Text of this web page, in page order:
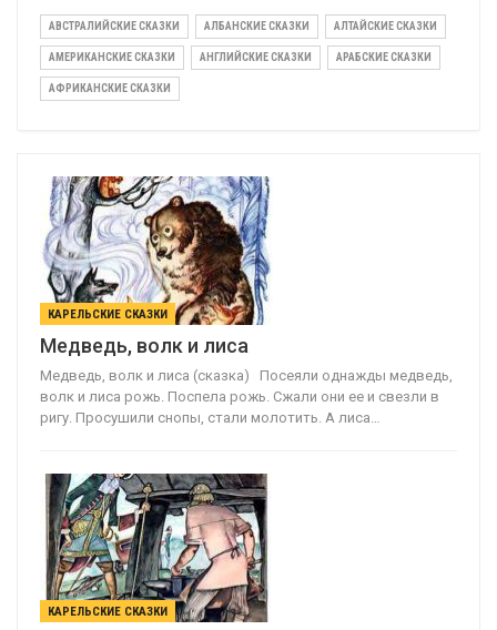
АВСТРАЛИЙСКИЕ СКАЗКИ АЛБАНСКИЕ СКАЗКИ АЛТАЙСКИЕ СКАЗКИ
АМЕРИКАНСКИЕ СКАЗКИ АНГЛИЙСКИЕ СКАЗКИ АРАБСКИЕ СКАЗКИ
АФРИКАНСКИЕ СКАЗКИ
КАРЕЛЬСКИЕ СКАЗКИ
Медведь, волк и лиса
Медведь, волк и лиса (сказка) Посеяли однажды медведь,
волк и лиса рожь. Поспела рожь. Сжали они ее и свезли в
ригу. Просушили снопы, стали молотить. А лиса…
КАРЕЛЬСКИЕ СКАЗКИ